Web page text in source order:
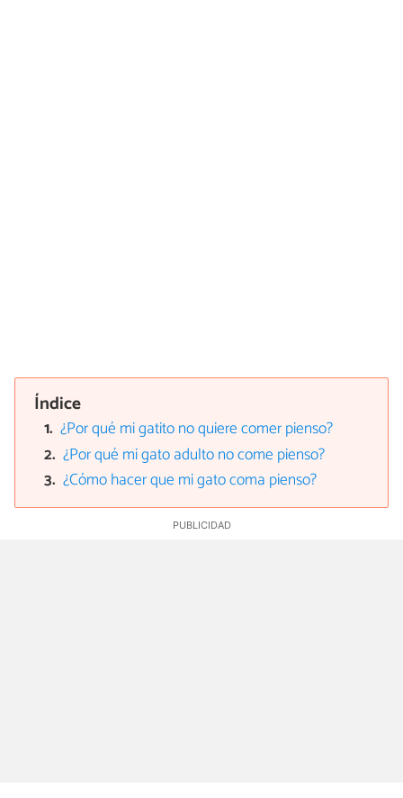
Índice
¿Por qué mi gatito no quiere comer pienso?
¿Por qué mi gato adulto no come pienso?
¿Cómo hacer que mi gato coma pienso?